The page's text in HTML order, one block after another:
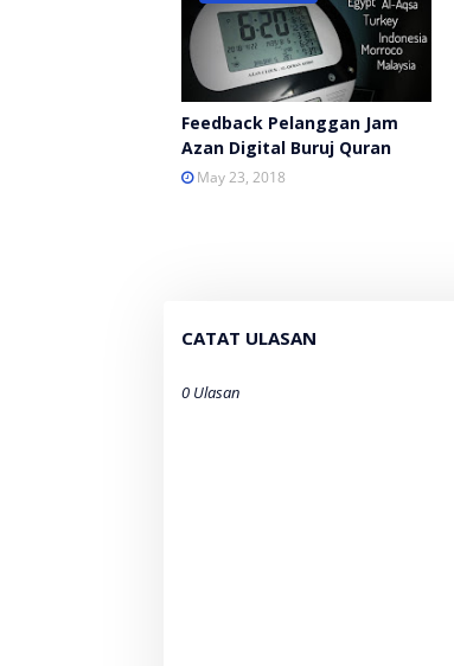
Feedback Pelanggan Jam
Azan Digital Buruj Quran
May 23, 2018
CATAT ULASAN
0 Ulasan